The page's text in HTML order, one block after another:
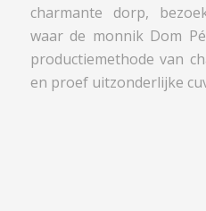
charmante dorp,
waar de monnik Dom
productiemethode van
en proef uitzonderlijke